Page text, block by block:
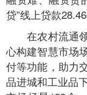
贷”线上贷款
在农村流通领
心构建智慧市场
付等功能，助力
品进城和工业品